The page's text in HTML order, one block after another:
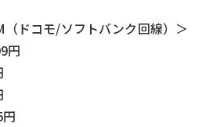
ドコモ/ソフトバンク回線）＞
円